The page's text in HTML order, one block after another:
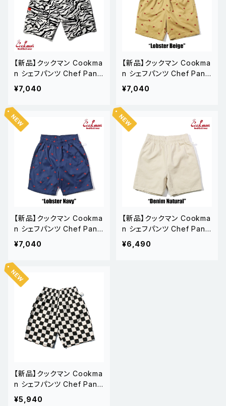
【新品】クックマン Cookma
n シェフパンツ Chef Pants
Short Cargo Zebra
¥7,040
【新品】クックマン Cookma
n シェフパンツ Chef Pants
Short Embroidery Lobst
er Beige
¥7,040
【新品】クックマン Cookma
n シェフパンツ Chef Pants
Short Embroidery Lobst
er Navy
¥7,040
【新品】クックマン Cookma
n シェフパンツ Chef Pants
Short Denim Natural
¥6,490
【新品】クックマン Cookma
n シェフパンツ Chef Pants
Short Checker Black
¥5,940